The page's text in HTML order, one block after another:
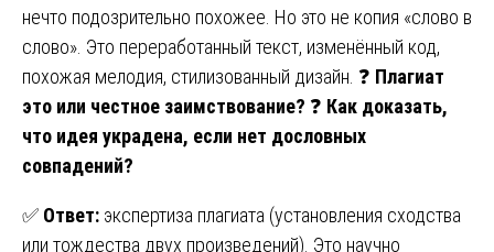
нечто подозрительно похожее. Но это не копия «слово в
слово». Это переработанный текст, изменённый код,
похожая мелодия, стилизованный дизайн. ❓ Плагиат
это или честное заимствование? ❓ Как доказать,
что идея украдена, если нет дословных
совпадений?
✅ Ответ: экспертиза плагиата (установления сходства
или тождества двух произведений). Это научно